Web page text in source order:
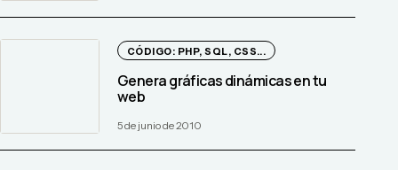
CÓDIGO: PHP, SQL, CSS...
Genera gráficas dinámicas en tu
web
5 de junio de 2010